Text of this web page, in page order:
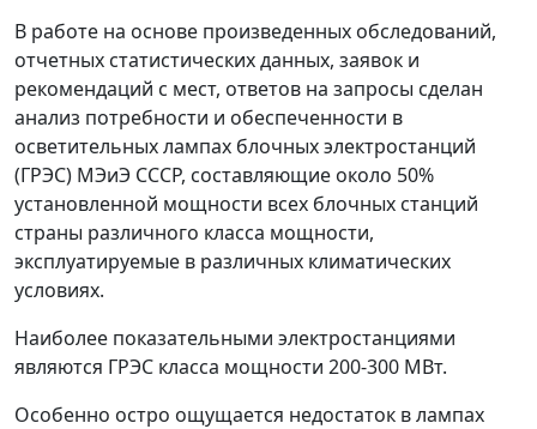
В работе на основе произведенных обследований,
отчетных статистических данных, заявок и
рекомендаций с мест, ответов на запросы сделан
анализ потребности и обеспеченности в
осветительных лампах блочных электростанций
(ГРЭС) МЭиЭ СССР, составляющие около 50%
установленной мощности всех блочных станций
страны различного класса мощности,
эксплуатируемые в различных климатических
условиях.
Наиболее показательными электростанциями
являются ГРЭС класса мощности 200-300 МВт.
Особенно остро ощущается недостаток в лампах